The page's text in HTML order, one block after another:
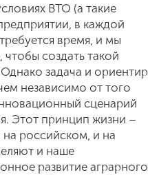
ВТО (а такие
в каждой
время, и мы
чтобы создать такой
задача и ориентир
независимо от того
сценарий
Этот принцип жизни –
на российском, и на
и наше
развитие аграрного